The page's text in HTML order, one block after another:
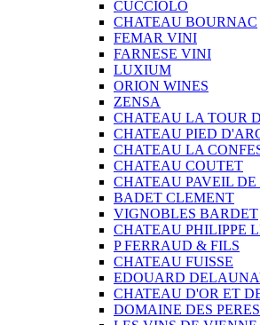
CUCCIOLO
CHATEAU BOURNAC
FEMAR VINI
FARNESE VINI
LUXIUM
ORION WINES
ZENSA
CHATEAU LA TOUR
CHATEAU PIED
CHATEAU LA
CHATEAU COUTET
CHATEAU PAVEIL DE
BADET CLEMENT
VIGNOBLES BARDET
CHATEAU PHILIPPE
P FERRAUD & FILS
CHATEAU FUISSE
EDOUARD
CHATEAU D'OR ET
DOMAINE DES